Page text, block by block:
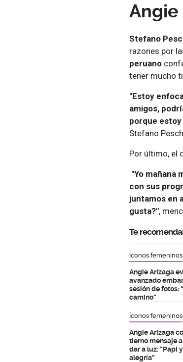
Angie
Stefano
razones por
peruano
tener mucho
"Estoy
amigos,
porque estoy
Stefano
Por último, el
"Yo mañana
con sus
juntamos en
gusta?",
Te
Íconos femeninos
Angie Arizaga
avanzado
sesión de fotos:
camino”
Íconos femeninos
Angie Arizaga
tierno mensaje
dar a luz: "Papi
alegría"